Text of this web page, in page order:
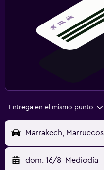
Entrega en el mismo punto
Marrakech, Marruecos
dom. 16/8 Mediodía -